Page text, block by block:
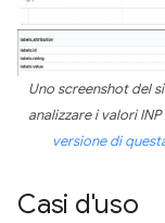
Uno screenshot del
analizzare i valori
versione di
Casi d'uso